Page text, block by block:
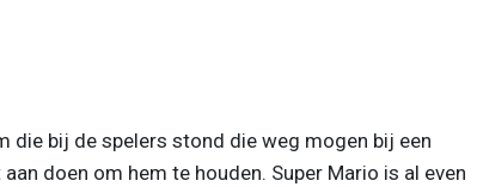
die bij de spelers stond die weg mogen bij een
doen om hem te houden. Super Mario is al even